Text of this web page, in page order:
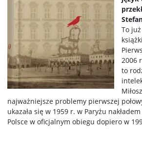
To
2006
to
najważniejsze problemy pierwszej
ukazała się w 1959 r. w Paryżu
Polsce w oficjalnym obiegu dopiero w